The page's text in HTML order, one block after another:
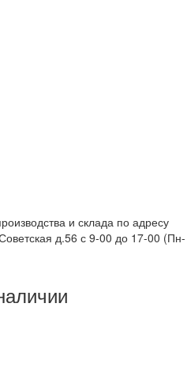
и склада по адресу
д.56 с 9-00 до 17-00 (Пн-